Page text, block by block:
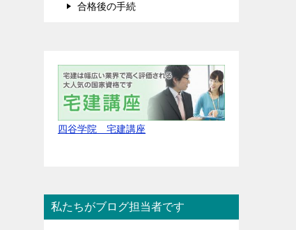
合格後の手続
四谷学院 宅建講座
私たちがブログ担当者です